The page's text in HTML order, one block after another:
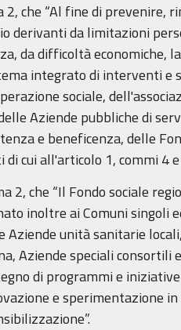
2, che “Al fine di prevenire,
derivanti da limitazioni
da difficoltà economiche,
integrato di interventi e
sociale,
Aziende pubbliche di
e beneficenza, delle
cui all'articolo 1, commi 4
2, che “Il Fondo sociale
inoltre ai Comuni singoli
Aziende unità sanitarie
Aziende speciali consortili
di programmi e
e sperimentazione